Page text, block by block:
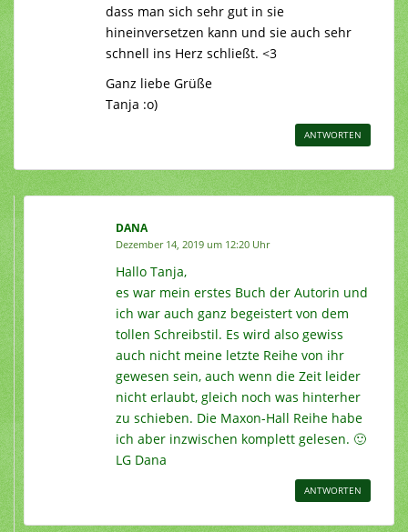
dass man sich sehr gut in sie
hineinversetzen kann und sie auch sehr
schnell ins Herz schließt. <3
Ganz liebe Grüße
Tanja :o)
ANTWORTEN
DANA
Dezember 14, 2019 um 12:20 Uhr
Hallo Tanja,
es war mein erstes Buch der Autorin und
ich war auch ganz begeistert von dem
tollen Schreibstil. Es wird also gewiss
auch nicht meine letzte Reihe von ihr
gewesen sein, auch wenn die Zeit leider
nicht erlaubt, gleich noch was hinterher
zu schieben. Die Maxon-Hall Reihe habe
ich aber inzwischen komplett gelesen. 🙂
LG Dana
ANTWORTEN